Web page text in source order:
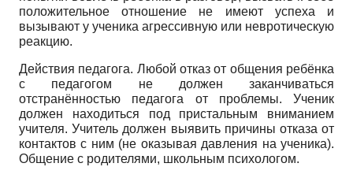
положительное отношение не имеют успеха и
вызывают у ученика агрессивную или невротическую
реакцию.
Действия педагога. Любой отказ от общения ребёнка
с педагогом не должен заканчиваться
отстранённостью педагога от проблемы. Ученик
должен находиться под пристальным вниманием
учителя. Учитель должен выявить причины отказа от
контактов с ним (не оказывая давления на ученика).
Общение с родителями, школьным психологом.